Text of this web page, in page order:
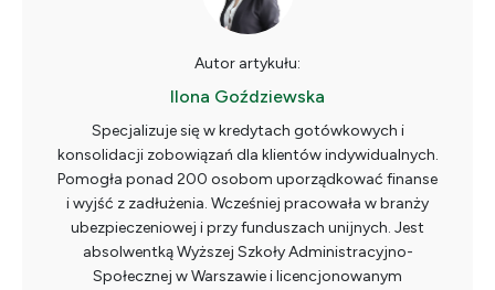
Autor artykułu:
Ilona Goździewska
Specjalizuje się w kredytach gotówkowych i
konsolidacji zobowiązań dla klientów indywidualnych.
Pomogła ponad 200 osobom uporządkować finanse
i wyjść z zadłużenia. Wcześniej pracowała w branży
ubezpieczeniowej i przy funduszach unijnych. Jest
absolwentką Wyższej Szkoły Administracyjno-
Społecznej w Warszawie i licencjonowanym